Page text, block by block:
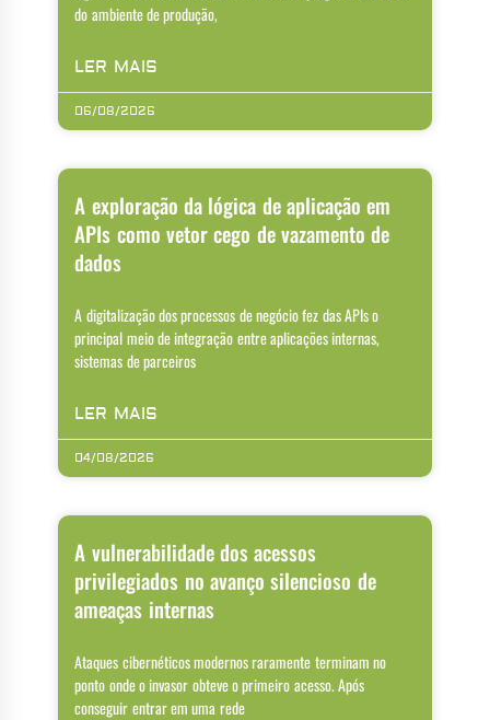
do ambiente de produção,
LER MAIS
06/08/2026
A exploração da lógica de aplicação em
APIs como vetor cego de vazamento de
dados
A digitalização dos processos de negócio fez das APIs o
principal meio de integração entre aplicações internas,
sistemas de parceiros
LER MAIS
04/08/2026
A vulnerabilidade dos acessos
privilegiados no avanço silencioso de
ameaças internas
Ataques cibernéticos modernos raramente terminam no
ponto onde o invasor obteve o primeiro acesso. Após
conseguir entrar em uma rede